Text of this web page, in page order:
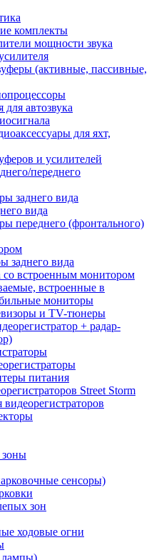
комплекты
мощности звука
(активные, пассивные,
автозвука
для яхт,
и усилителей
переднего
заднего вида
вида
переднего (фронтального)
заднего вида
со встроенным монитором
встроенные в
мониторы
и TV-тюнеры
+ радар-
питания
Street Storm
зоны
сенсоры)
зон
ходовые огни
лампы)